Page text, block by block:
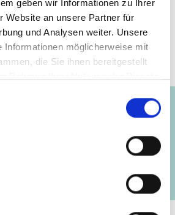
geben wir Informationen zu Ihrer
Website an unsere Partner für
und Analysen weiter. Unsere
Informationen möglicherweise mit
die Sie ihnen bereitgestellt
im nordöstlichen